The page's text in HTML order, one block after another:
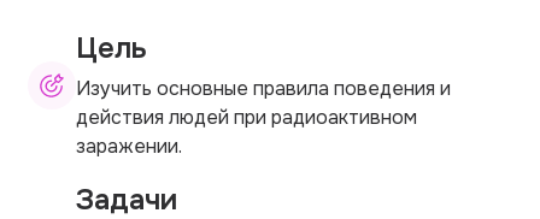
Цель
Изучить основные правила поведения и
действия людей при радиоактивном
заражении.
Задачи